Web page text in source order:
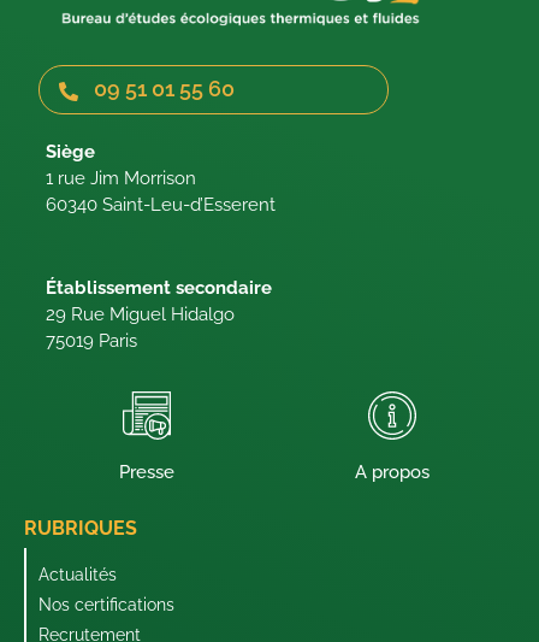
09 51 01 55 60
Siège
1 rue Jim Morrison
60340 Saint-Leu-d’Esserent
Établissement secondaire
29 Rue Miguel Hidalgo
75019 Paris
Presse A propos
RUBRIQUES
Actualités
Nos certifications
Recrutement